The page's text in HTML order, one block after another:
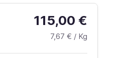
115,00 €
7,67 € / Kg